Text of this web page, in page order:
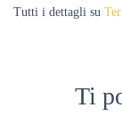
Tutti i dettagli su
Ti